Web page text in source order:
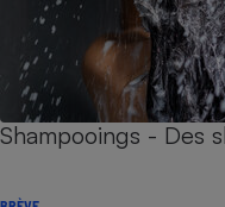
Shampooings - Des